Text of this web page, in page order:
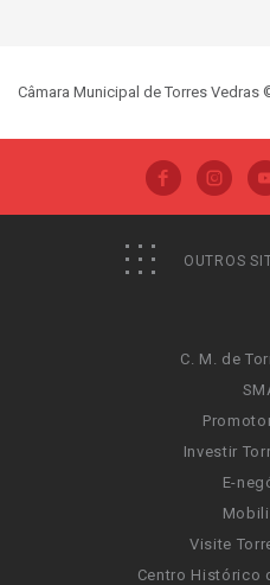
Câmara Municipal de Torres Vedras
OUTROS
C. M. de
Investir
E-
Visite
Centro Histórico